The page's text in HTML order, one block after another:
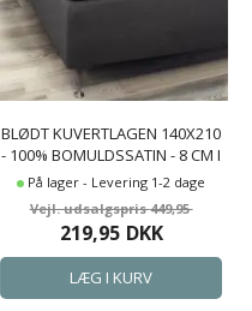
BLØDT KUVERTLAGEN 140X210
- 100% BOMULDSSATIN - 8 CM I
HØJDEN - GRÅT LAGEN TIL
TOPMADRAS - BY NIGHT SATIN
LAGEN
På lager - Levering 1-2 dage
449,95
219,95 DKK